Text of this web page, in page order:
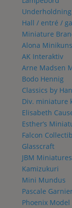
Hall / entré /
Miniature
Alona
AK Interaktiv
Arne Madsen
Bodo Hennig
Classics by
Div. miniature
Elisabeth
Esther’s
Falcon
Glasscraft
JBM Miniatures
Kamizukuri
Mini Mundus
Pascale
Phoenix